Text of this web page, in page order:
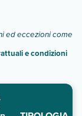
ed eccezioni come
e condizioni